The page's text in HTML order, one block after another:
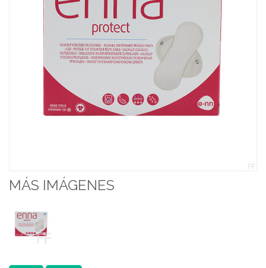
MÁS IMÁGENES